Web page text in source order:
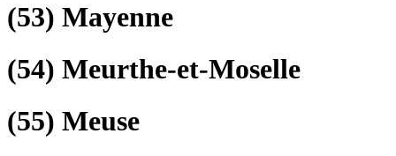
(53) Mayenne
(54) Meurthe-et-Moselle
(55) Meuse